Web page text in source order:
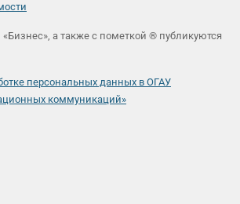
а также с пометкой ® публикуются
персональных данных в ОГАУ
коммуникаций»